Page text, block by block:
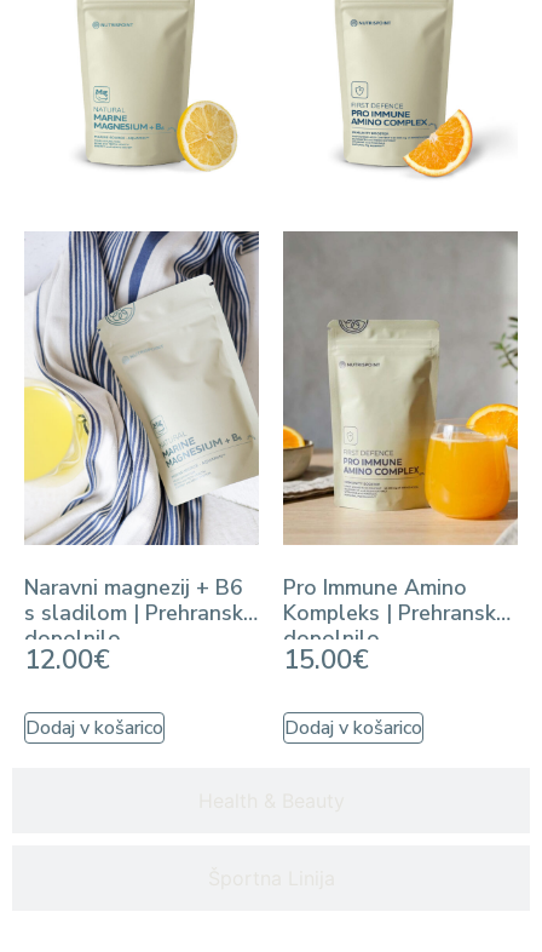
Naravni magnezij + B6
s sladilom | Prehransko
dopolnilo
12.00€
Dodaj v košarico
Pro Immune Amino
Kompleks | Prehransko
dopolnilo
15.00€
Dodaj v košarico